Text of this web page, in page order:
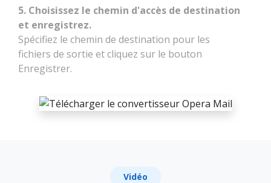
5. Choisissez le chemin d'accès de destination
et enregistrez.
Spécifiez le chemin de destination pour les
fichiers de sortie et cliquez sur le bouton
Enregistrer.
Vidéo